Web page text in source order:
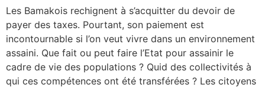
Les Bamakois rechignent à s’acquitter du devoir de
payer des taxes. Pourtant, son paiement est
incontournable si l’on veut vivre dans un environnement
assaini. Que fait ou peut faire l’Etat pour assainir le
cadre de vie des populations ? Quid des collectivités à
qui ces compétences ont été transférées ? Les citoyens